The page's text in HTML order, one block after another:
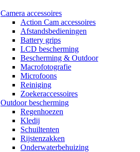
Camera accessoires
Action Cam accessoires
Afstandsbedieningen
Battery grips
LCD bescherming
Bescherming & Outdoor
Macrofotografie
Microfoons
Reiniging
Zoekeraccessoires
Outdoor bescherming
Regenhoezen
Kledij
Schuiltenten
Rijstenzakken
Onderwaterbehuizing